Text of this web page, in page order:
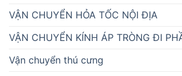
VẬN CHUYỂN HỎA TỐC NỘI ĐỊA
VẬN CHUYỂN KÍNH ÁP TRÒNG ĐI
Vận chuyển thú cưng